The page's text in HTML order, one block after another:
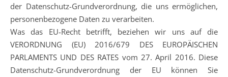
der Datenschutz-Grundverordnung, die uns ermöglichen,
personenbezogene Daten zu verarbeiten.
Was das EU-Recht betrifft, beziehen wir uns auf die
VERORDNUNG (EU) 2016/679 DES EUROPÄISCHEN
PARLAMENTS UND DES RATES vom 27. April 2016. Diese
Datenschutz-Grundverordnung der EU können Sie